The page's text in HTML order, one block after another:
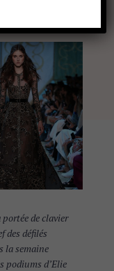
de clavier
des défilés
la semaine
podiums d’Elie